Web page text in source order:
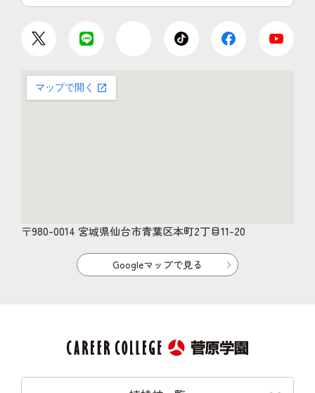
〒980-0014 宮城県仙台市青葉区本町2丁目11-20
Googleマップで見る